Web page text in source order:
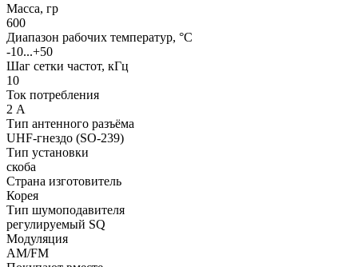
Масса, гр
600
Диапазон рабочих температур, °С
-10...+50
Шаг сетки частот, кГц
10
Ток потребления
2 А
Тип антенного разъёма
UHF-гнездо (SO-239)
Тип установки
скоба
Страна изготовитель
Корея
Тип шумоподавителя
регулируемый SQ
Модуляция
АМ/FM